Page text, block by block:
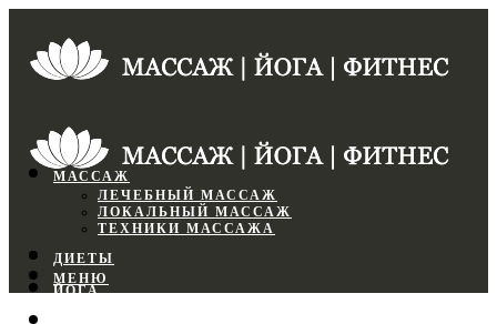
МАССАЖ
ЛЕЧЕБНЫЙ МАССАЖ
ЛОКАЛЬНЫЙ МАССАЖ
ТЕХНИКИ МАССАЖА
ДИЕТЫ
ЙОГА
МЕНЮ